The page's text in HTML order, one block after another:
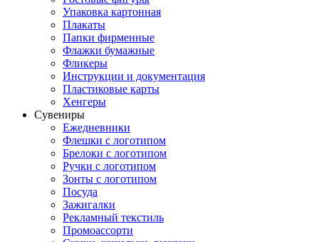
Упаковка картонная
Плакаты
Папки фирменные
Флажки бумажные
Фликеры
Инструкции и документация
Пластиковые карты
Хенгеры
Сувениры
Ежедневники
Флешки с логотипом
Брелоки с логотипом
Ручки с логотипом
Зонты с логотипом
Посуда
Зажигалки
Рекламный текстиль
Промоассорти